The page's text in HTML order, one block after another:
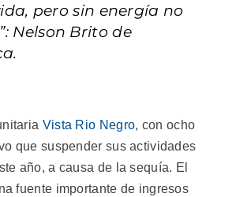
pero sin energía no
Nelson Brito de
Vista Rio Negro, con ocho
que suspender sus actividades
año, a causa de la sequía. El
fuente importante de ingresos